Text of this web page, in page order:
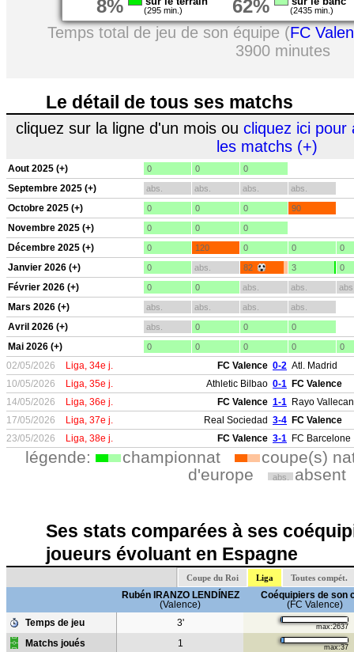
8% (295 min.) 62% (2435 min.)
Temps total de jeu de son équipe (FC
3900 minutes
Le détail de tous ses matchs
cliquez sur la ligne d'un mois ou cliquez ici pour
les matchs (+)
Aout 2025 (+) 0 0 0
Septembre 2025 (+) abs. abs. abs. abs.
Octobre 2025 (+) 0 0 0 90
Novembre 2025 (+) 0 0 0
Décembre 2025 (+) 0 120 0 0 0
Janvier 2026 (+) 0 abs. 82 3 0
Février 2026 (+) 0 0 abs. abs.
Mars 2026 (+) abs. abs. abs. abs.
Avril 2026 (+) abs. 0 0 0
Mai 2026 (+) 0 0 0 0 0
02/05/2026 Liga, 34e j. FC Valence 0-2 Atl. Madrid
10/05/2026
Liga, 35e j. Athletic Bilbao 0-1 FC Valence
14/05/2026
Liga, 36e j. FC Valence 1-1 Rayo
17/05/2026
Liga, 37e j. Real Sociedad 3-4 FC Valence
23/05/2026
Liga, 38e j. FC Valence 3-1 FC Barcelone
légende: championnat
coupe(s)
d'europe
abs. absent
Ses stats comparées à ses
joueurs évoluant en Espagne
Coupe du Roi Liga Toutes compét.
Rubén IRANZO LENDÍNEZ
(Valence)
Coéquipiers de son
(FC Valence)
Temps de jeu
3' max:2637
Matchs joués 1 max:37